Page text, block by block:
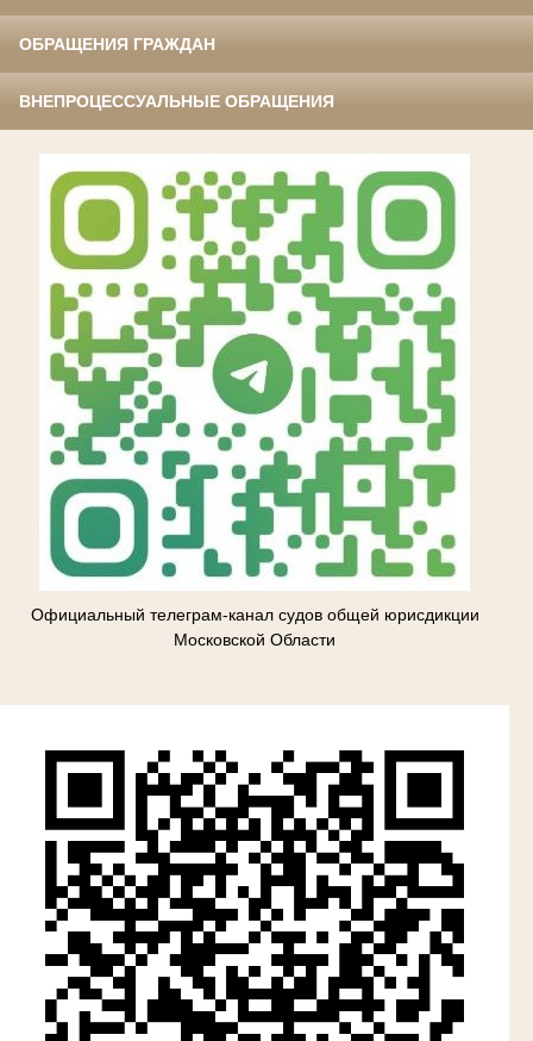
ОБРАЩЕНИЯ ГРАЖДАН
ВНЕПРОЦЕССУАЛЬНЫЕ ОБРАЩЕНИЯ
Официальный телеграм-канал судов общей юрисдикции
Московской Области